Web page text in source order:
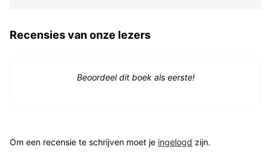
Recensies van onze lezers
Beoordeel dit boek als eerste!
Om een recensie te schrijven moet je ingelogd zijn.